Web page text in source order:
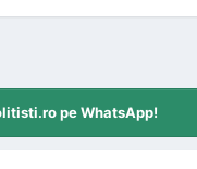
pe WhatsApp!